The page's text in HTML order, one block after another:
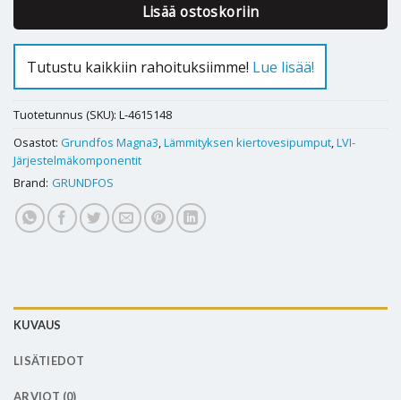
Lisää ostoskoriin
Tutustu kaikkiin rahoituksiimme! Lue lisää!
Tuotetunnus (SKU): L-4615148
Osastot: Grundfos Magna3,Lämmityksen kiertovesipumput,LVI-
Järjestelmäkomponentit
Brand: GRUNDFOS
KUVAUS
LISÄTIEDOT
ARVIOT (0)